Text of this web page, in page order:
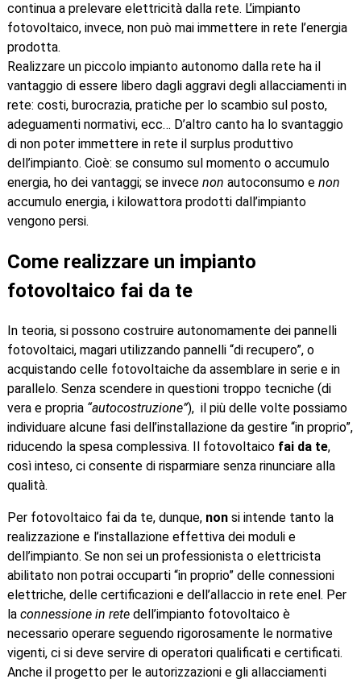
continua a prelevare elettricità dalla rete. L’impianto
fotovoltaico, invece, non può mai immettere in rete l’energia
prodotta.
Realizzare un piccolo impianto autonomo dalla rete ha il
vantaggio di essere libero dagli aggravi degli allacciamenti in
rete: costi, burocrazia, pratiche per lo scambio sul posto,
adeguamenti normativi, ecc… D’altro canto ha lo svantaggio
di non poter immettere in rete il surplus produttivo
dell’impianto. Cioè: se consumo sul momento o accumulo
energia, ho dei vantaggi; se invece non autoconsumo e non
accumulo energia, i kilowattora prodotti dall’impianto
vengono persi.
Come realizzare un impianto
fotovoltaico fai da te
In teoria, si possono costruire autonomamente dei pannelli
fotovoltaici, magari utilizzando pannelli “di recupero”, o
acquistando celle fotovoltaiche da assemblare in serie e in
parallelo. Senza scendere in questioni troppo tecniche (di
vera e propria “autocostruzione”), il più delle volte possiamo
individuare alcune fasi dell’installazione da gestire “in proprio”,
riducendo la spesa complessiva. Il fotovoltaico fai da te,
così inteso, ci consente di risparmiare senza rinunciare alla
qualità.
Per fotovoltaico fai da te, dunque, nonsi intende tanto la
realizzazione e l’installazione effettiva dei moduli e
dell’impianto. Se non sei un professionista o elettricista
abilitato non potrai occuparti “in proprio” delle connessioni
elettriche, delle certificazioni e dell’allaccio in rete enel. Per
la connessione in retedell’impianto fotovoltaico è
necessario operare seguendo rigorosamente le normative
vigenti, ci si deve servire di operatori qualificati e certificati.
Anche il progetto per le autorizzazioni e gli allacciamenti